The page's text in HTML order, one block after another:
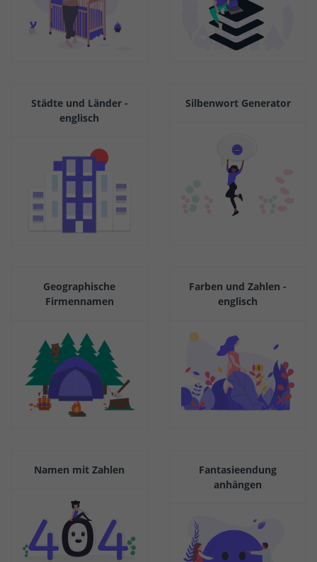
Städte und Länder -
englisch
Silbenwort Generator
Geographische
Firmennamen
Farben und Zahlen -
englisch
Namen mit Zahlen
Fantasieendung
anhängen